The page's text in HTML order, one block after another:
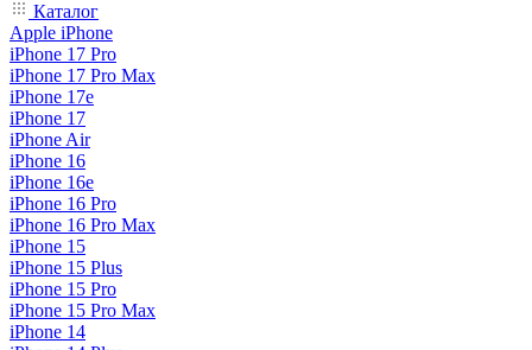
Каталог
Apple iPhone
iPhone 17 Pro
iPhone 17 Pro Max
iPhone 17e
iPhone 17
iPhone Air
iPhone 16
iPhone 16e
iPhone 16 Pro
iPhone 16 Pro Max
iPhone 15
iPhone 15 Plus
iPhone 15 Pro
iPhone 15 Pro Max
iPhone 14